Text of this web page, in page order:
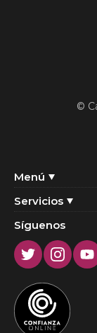
Menú
Servicios
©
Síguenos
Twitter